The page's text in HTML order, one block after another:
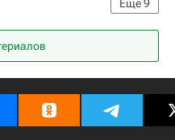
Еще9
(НХЛ)
Блю Джекетс
Алексеев